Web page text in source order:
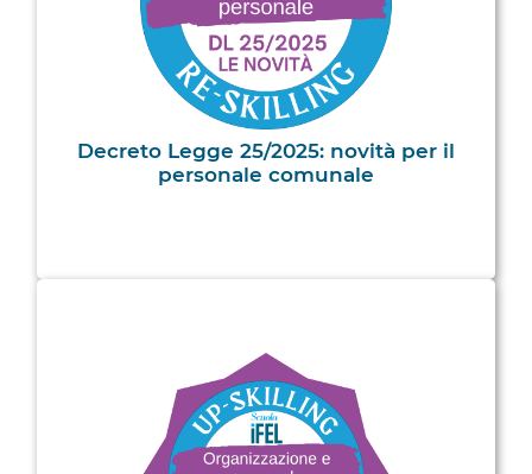
Decreto Legge 25/2025: novità per il
personale comunale